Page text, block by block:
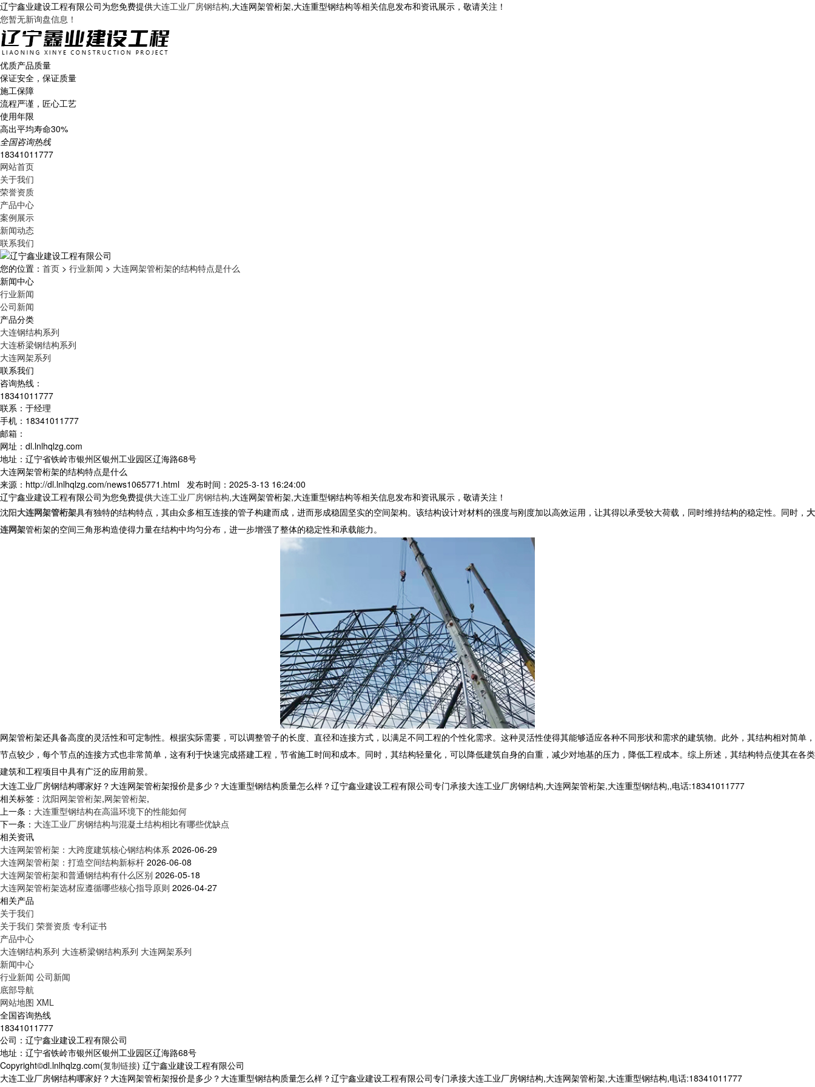
辽宁鑫业建设工程有限公司为您免费提供大连工业厂房钢结构,大连网架管桁架,大连重型钢结构等相关信息发布和资讯展示，敬请关注！
您暂无新询盘信息！
优质产品质量
保证安全，保证质量
施工保障
流程严谨，匠心工艺
使用年限
高出平均寿命30%
全国咨询热线
18341011777
网站首页
关于我们
荣誉资质
产品中心
案例展示
新闻动态
联系我们
您的位置： 首页 > 行业新闻 > 大连网架管桁架的结构特点是什么
新闻中心
行业新闻
公司新闻
产品分类
大连钢结构系列
大连桥梁钢结构系列
大连网架系列
联系我们
咨询热线：
18341011777
联系：于经理
手机：18341011777
邮箱：
网址：dl.lnlhqlzg.com
地址：辽宁省铁岭市银州区银州工业园区辽海路68号
大连网架管桁架的结构特点是什么
来源：http://dl.lnlhqlzg.com/news1065771.html 发布时间：2025-3-13 16:24:00
辽宁鑫业建设工程有限公司为您免费提供大连工业厂房钢结构,大连网架管桁架,大连重型钢结构等相关信息发布和资讯展示，敬请关注！
沈阳大连网架管桁架具有独特的结构特点，其由众多相互连接的管子构建而成，进而形成稳固坚实的空间架构。该结构设计对材料的强度与刚度加以高效运用，让其得以承受较大荷载，同时维持结构的稳定性。同时， 大
连网架管桁架的空间三角形构造使得力量在结构中均匀分布，进一步增强了整体的稳定性和承载能力。
网架管桁架还具备高度的灵活性和可定制性。根据实际需要，可以调整管子的长度、直径和连接方式，以满足不同工程的个性化需求。这种灵活性使得其能够适应各种不同形状和需求的建筑物。此外，其结构相对简单，
节点较少，每个节点的连接方式也非常简单，这有利于快速完成搭建工程，节省施工时间和成本。同时，其结构轻量化，可以降低建筑自身的自重，减少对地基的压力，降低工程成本。综上所述，其结构特点使其在各类
建筑和工程项目中具有广泛的应用前景。
大连工业厂房钢结构哪家好？大连网架管桁架报价是多少？大连重型钢结构质量怎么样？辽宁鑫业建设工程有限公司专门承接大连工业厂房钢结构,大连网架管桁架,大连重型钢结构,,电话:18341011777
相关标签： 沈阳网架管桁架,网架管桁架,
上一条： 大连重型钢结构在高温环境下的性能如何
下一条： 大连工业厂房钢结构与混凝土结构相比有哪些优缺点
相关资讯
大连网架管桁架：大跨度建筑核心钢结构体系 2026-06-29
大连网架管桁架：打造空间结构新标杆 2026-06-08
大连网架管桁架和普通钢结构有什么区别 2026-05-18
大连网架管桁架选材应遵循哪些核心指导原则 2026-04-27
相关产品
关于我们
关于我们 荣誉资质 专利证书
产品中心
大连钢结构系列 大连桥梁钢结构系列 大连网架系列
新闻中心
行业新闻 公司新闻
底部导航
网站地图 XML
全国咨询热线
18341011777
公司：辽宁鑫业建设工程有限公司
地址：辽宁省铁岭市银州区银州工业园区辽海路68号
Copyright©dl.lnlhqlzg.com(复制链接) 辽宁鑫业建设工程有限公司
大连工业厂房钢结构哪家好？大连网架管桁架报价是多少？大连重型钢结构质量怎么样？辽宁鑫业建设工程有限公司专门承接大连工业厂房钢结构,大连网架管桁架,大连重型钢结构,电话:18341011777